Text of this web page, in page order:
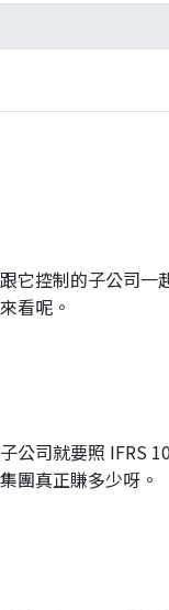
它控制的子公司一
看呢。
公司就要照 IFRS
團真正賺多少呀。